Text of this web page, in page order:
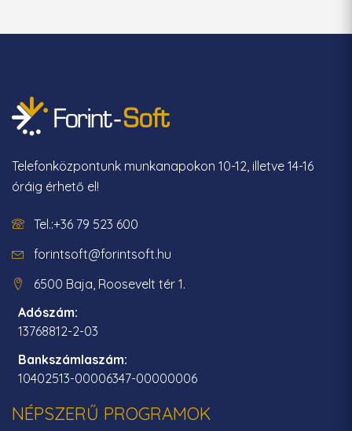
Telefonközpontunk munkanapokon 10-12, illetve 14-16
óráig érhető el!
Tel.:+36 79 523 600
forintsoft@forintsoft.hu
6500 Baja, Roosevelt tér 1.
Adószám:
13768812-2-03
Bankszámlaszám:
10402513-00006347-00000006
NÉPSZERŰ PROGRAMOK